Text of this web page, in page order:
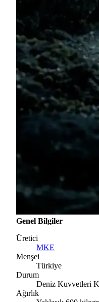
Genel Bilgiler
Üretici
MKE
Menşei
Türkiye
Durum
Deniz Kuvvetleri
Ağırlık